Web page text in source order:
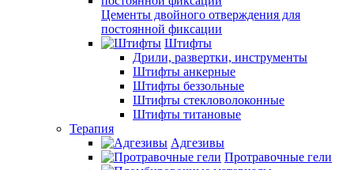
Цементы двойного отверждения для
постоянной фиксации
Штифты
Дрили, развертки, инструменты
Штифты анкерные
Штифты беззольные
Штифты стекловолоконные
Штифты титановые
Терапия
Адгезивы
Протравочные гели